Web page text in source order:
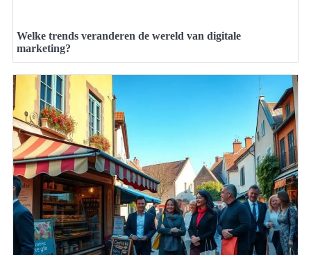
Welke trends veranderen de wereld van digitale
marketing?